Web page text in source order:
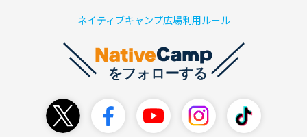
ネイティブキャンプ広場利用ルール